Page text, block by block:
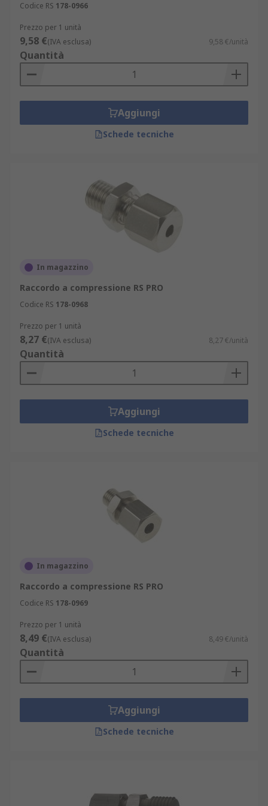
Servizi di irrigazione
Piscine
Torri di raffreddamento
Serbatoi di stoccaggio aperti o chiusi
Codice RS 178-0966
Prezzo per 1 unità
9,58 €(IVA esclusa) 9,58 €/unità
Quantità
Aggiungi
Schede tecniche
In magazzino
Raccordo a compressione RS PRO
Codice RS 178-0968
Prezzo per 1 unità
8,27 €(IVA esclusa) 8,27 €/unità
Quantità
Aggiungi
Schede tecniche
In magazzino
Raccordo a compressione RS PRO
Codice RS 178-0969
Prezzo per 1 unità
8,49 €(IVA esclusa) 8,49 €/unità
Quantità
Aggiungi
Schede tecniche